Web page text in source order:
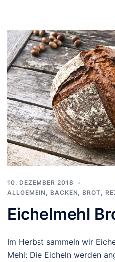
10. DEZEMBER 2018
ALLGEMEIN , BACKEN , BROT,
Eichelmehl
Im Herbst sammeln wir
Mehl: Die Eicheln werden